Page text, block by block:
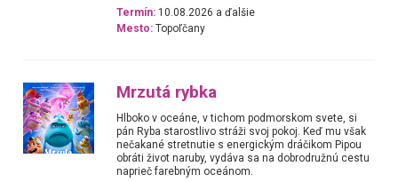
Termín: 10.08.2026 a ďalšie
Mesto: Topoľčany
Mrzutá rybka
Hlboko v oceáne, v tichom podmorskom svete, si
pán Ryba starostlivo stráži svoj pokoj. Keď mu však
nečakané stretnutie s energickým dráčikom Pipou
obráti život naruby, vydáva sa na dobrodružnú cestu
naprieč farebným oceánom.